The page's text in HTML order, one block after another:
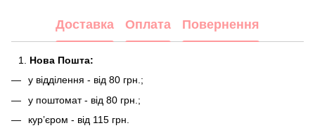
Доставка Оплата Повернення
Нова Пошта:
у відділення - від 80 грн.;
у поштомат - від 80 грн.;
курʼєром - від 115 грн.